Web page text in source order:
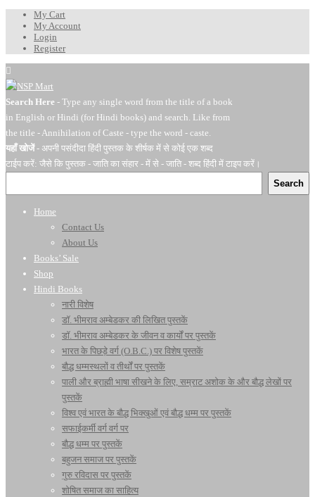
My Cart
My Account
Login
Register
Search Here - Type any single word from the title of a book
in English or Hindi (for Hindi books) and search. Like from
the title - Annihilation of Caste - type the word - caste.
यहाँ खोजें- अपनी पसंदीदा हिंदी पुस्तक के शीर्षक में से कोई एक शब्द
टाईप करें: जैसे कि पुस्तक - जाति का संहार - में से - जाति - शब्द हिंदी में टाइप करें।
Search
Home
Contact Us
About Us
Books’ Sale
Shop
Hindi Books
नारी विशेष
डॉ. भीमराव अम्बेडकर की लिखित पुस्तकें
डॉ. भीमराव अम्बेडकर के जीवन व कार्यों पर पुस्तकें
भारत के पिछड़े वर्ग (O.B.C.) पर विशेष पुस्तकें
बौद्ध धम्मस्थलों व तीर्थों पर पुस्तकें
पाली और ब्राह्मी भाषा सीखने के लिए, सम्राट अशोक के और बौद्ध लेखों पर
पुस्तकें
विश्व एवं भारत के बौद्ध भिक्खुओं एवं बौद्ध धम्म पर पुस्तकें
सफाईकर्मी वर्ग वर्ग पर
बौद्ध धम्म पर पुस्तकें
बहुजन समाज पर पुस्तकें
गुरु रविदास पर पुस्तकें
शोषित समाज का साहित्य